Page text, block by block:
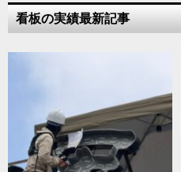
看板の実績最新記事